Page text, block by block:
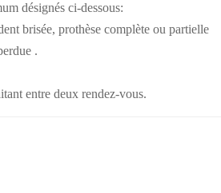
désignés ci-dessous:
brisée, prothèse complète ou partielle
.
entre deux rendez-vous.